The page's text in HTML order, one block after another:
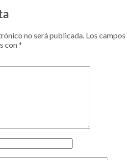
no será publicada. Los campos
con*